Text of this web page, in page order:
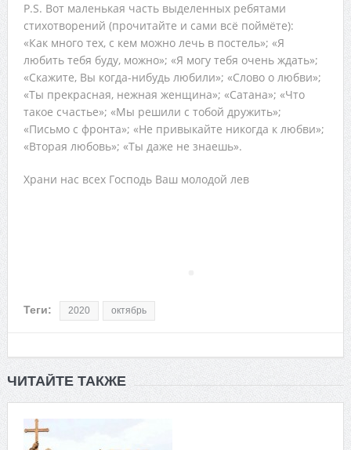
P.S. Вот маленькая часть выделенных ребятами
стихотворений (прочитайте и сами всё поймёте):
«Как много тех, с кем можно лечь в постель»; «Я
любить тебя буду, можно»; «Я могу тебя очень ждать»;
«Скажите, Вы когда-нибудь любили»; «Слово о любви»;
«Ты прекрасная, нежная женщина»; «Сатана»; «Что
такое счастье»; «Мы решили с тобой дружить»;
«Письмо с фронта»; «Не привыкайте никогда к любви»;
«Вторая любовь»; «Ты даже не знаешь».
Храни нас всех Господь Ваш молодой лев
Теги: 2020 октябрь
ЧИТАЙТЕ ТАКЖЕ